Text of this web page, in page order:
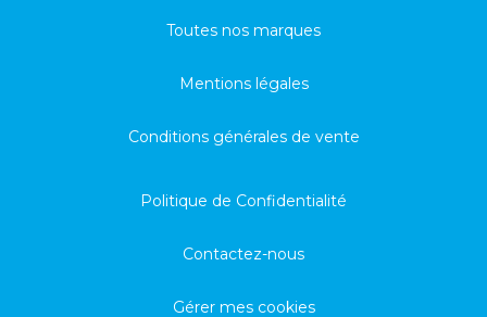
Toutes nos marques
Mentions légales
Conditions générales de vente
Politique de Confidentialité
Contactez-nous
Gérer mes cookies